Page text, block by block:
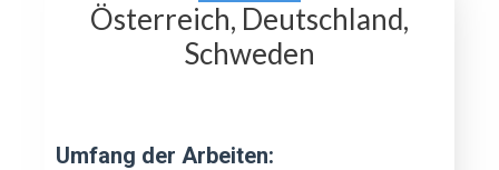
Österreich, Deutschland,
Schweden
Umfang der Arbeiten: